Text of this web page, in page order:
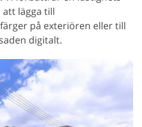
lägga till
på exteriören eller till
digitalt.